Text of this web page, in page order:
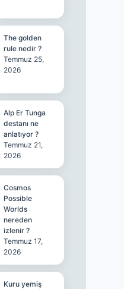
The golden
rule nedir ?
Temmuz 25,
2026
Alp Er Tunga
destanı ne
anlatıyor ?
Temmuz 21,
2026
Cosmos
Possible
Worlds
nereden
izlenir ?
Temmuz 17,
2026
Kuru yemiş